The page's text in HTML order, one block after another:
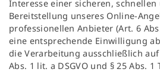
Interesse einer sicheren,
Bereitstellung unseres Online-
professionellen Anbieter (Art. 6
eine entsprechende Einwilligung
die Verarbeitung ausschließlich
Abs. 1 lit. a DSGVO und § 25 Abs. 1